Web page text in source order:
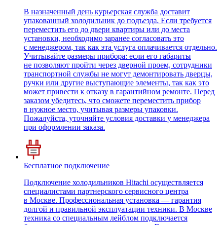
В назначенный день курьерская служба доставит
упакованный холодильник до подъезда. Если требуется
переместить его до двери квартиры или до места
установки, необходимо заранее согласовать это
с менеджером, так как эта услуга оплачивается отдельно.
Учитывайте размеры прибора: если его габариты
не позволяют пройти через дверной проем, сотрудники
транспортной службы не могут демонтировать дверцы,
ручки или другие выступающие элементы, так как это
может привести к отказу в гарантийном ремонте. Перед
заказом убедитесь, что сможете переместить прибор
в нужное место, учитывая размеры упаковки.
Пожалуйста, уточняйте условия доставки у менеджера
при оформлении заказа.
Бесплатное подключение
Подключение холодильников Hitachi осуществляется
специалистами партнерского сервисного центра
в Москве. Профессиональная установка — гарантия
долгой и правильной эксплуатации техники. В Москве
техника со специальным лейблом подключается